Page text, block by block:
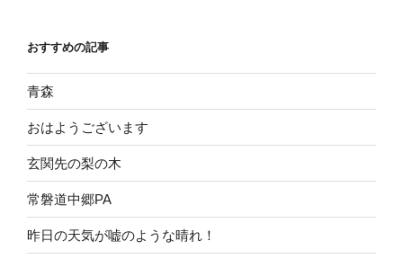
おすすめの記事
青森
おはようございます
玄関先の梨の木
常磐道中郷PA
昨日の天気が嘘のような晴れ！